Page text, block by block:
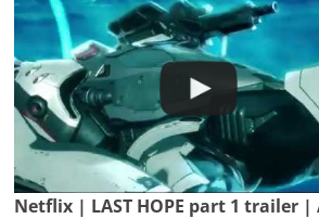
Netflix | LAST HOPE part 1 trailer |